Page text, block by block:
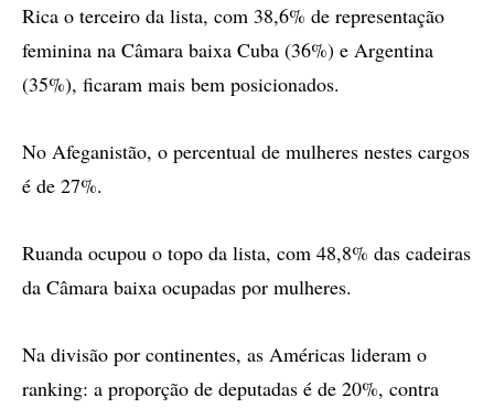
Rica o terceiro da lista, com 38,6% de representação
feminina na Câmara baixa Cuba (36%) e Argentina
(35%), ficaram mais bem posicionados.
No Afeganistão, o percentual de mulheres nestes cargos
é de 27%.
Ruanda ocupou o topo da lista, com 48,8% das cadeiras
da Câmara baixa ocupadas por mulheres.
Na divisão por continentes, as Américas lideram o
ranking: a proporção de deputadas é de 20%, contra